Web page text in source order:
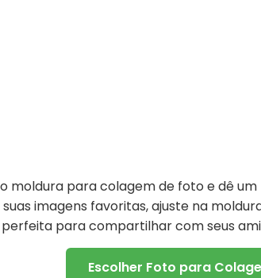
moldura para colagem de foto e dê um
suas imagens favoritas, ajuste na
perfeita para compartilhar com seus
Escolher Foto para